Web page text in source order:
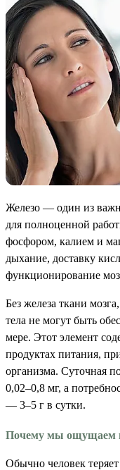
Железо — один из
для полноценной
фосфором, калием и
дыхание, доставку
функционирование
Без железа ткани
тела не могут быть
мере. Этот элемент
продуктах питания,
организма. Суточная
0,02–0,8 мг, а
— 3–5 г в сутки.
Почему мы ощущаем
Обычно человек